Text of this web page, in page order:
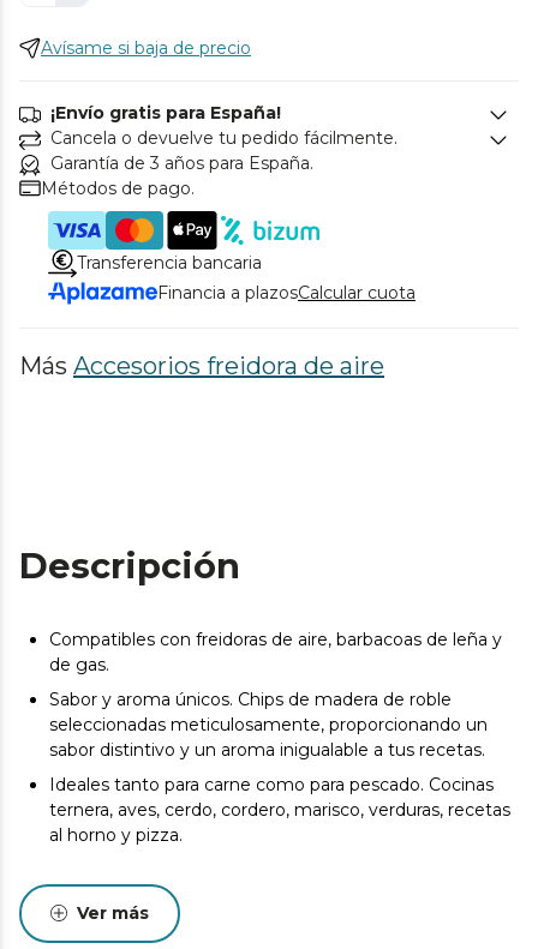
Avísame si baja de precio
¡Envío gratis para España!
Cancela o devuelve tu pedido fácilmente.
Garantía de 3 años para España.
Métodos de pago.
Transferencia bancaria
Financia a plazosCalcular cuota
Más Accesorios freidora de aire
Descripción
Compatibles con freidoras de aire, barbacoas de leña y
de gas.
Sabor y aroma únicos. Chips de madera de roble
seleccionadas meticulosamente, proporcionando un
sabor distintivo y un aroma inigualable a tus recetas.
Ideales tanto para carne como para pescado. Cocinas
ternera, aves, cerdo, cordero, marisco, verduras, recetas
al horno y pizza.
Ver más